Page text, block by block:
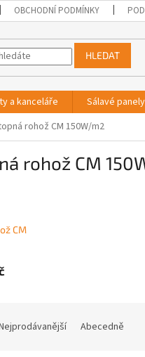
OBCHODNÍ PODMÍNKY
HLEDAT
a kanceláře Sálavé
rohož CM 150W/m2
rohož CM
CM
Abecedně